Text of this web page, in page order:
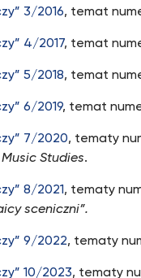
3/2016, temat
4/2017, temat
5/2018, temat
6/2019, temat
7/2020, tematy
Studies.
8/2021, tematy
sceniczni”.
9/2022, tematy
10/2023, tematy